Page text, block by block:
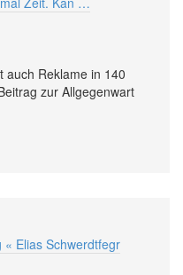
Reklame in 140
zur Allgegenwart
Elias Schwerdtfegr